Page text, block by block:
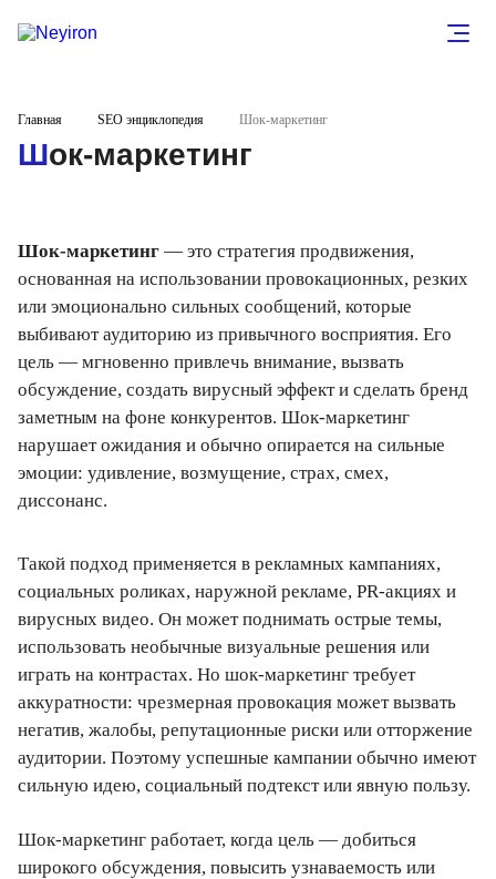
Главная SEO энциклопедия Шок-маркетинг
Шок-маркетинг
Шок-маркетинг — это стратегия продвижения,
основанная на использовании провокационных, резких
или эмоционально сильных сообщений, которые
выбивают аудиторию из привычного восприятия. Его
цель — мгновенно привлечь внимание, вызвать
обсуждение, создать вирусный эффект и сделать бренд
заметным на фоне конкурентов. Шок-маркетинг
нарушает ожидания и обычно опирается на сильные
эмоции: удивление, возмущение, страх, смех,
диссонанс.
Такой подход применяется в рекламных кампаниях,
социальных роликах, наружной рекламе, PR-акциях и
вирусных видео. Он может поднимать острые темы,
использовать необычные визуальные решения или
играть на контрастах. Но шок-маркетинг требует
аккуратности: чрезмерная провокация может вызвать
негатив, жалобы, репутационные риски или отторжение
аудитории. Поэтому успешные кампании обычно имеют
сильную идею, социальный подтекст или явную пользу.
Шок-маркетинг работает, когда цель — добиться
широкого обсуждения, повысить узнаваемость или